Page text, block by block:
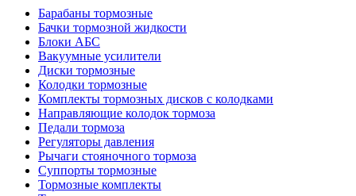
Барабаны тормозные
Бачки тормозной жидкости
Блоки АБС
Вакуумные усилители
Диски тормозные
Колодки тормозные
Комплекты тормозных дисков с колодками
Направляющие колодок тормоза
Педали тормоза
Регуляторы давления
Рычаги стояночного тормоза
Суппорты тормозные
Тормозные комплекты